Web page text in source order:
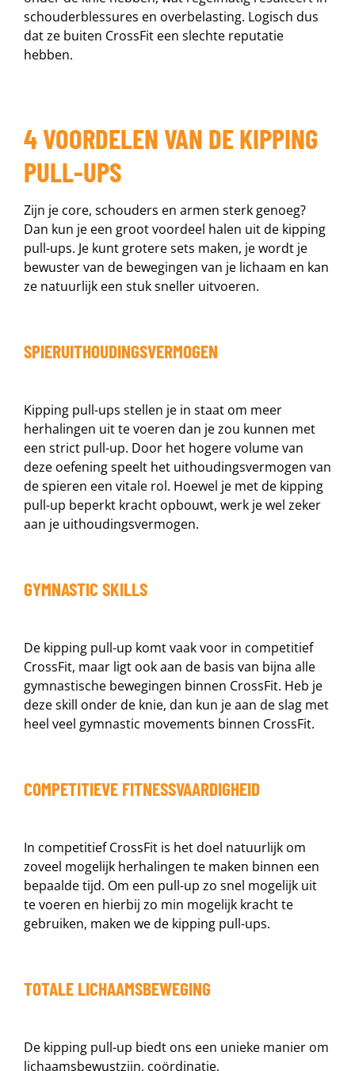
schouderblessures en overbelasting. Logisch dus
dat ze buiten CrossFit een slechte reputatie
hebben.
4 VOORDELEN VAN DE KIPPING
PULL-UPS
Zijn je core, schouders en armen sterk genoeg?
Dan kun je een groot voordeel halen uit de kipping
pull-ups. Je kunt grotere sets maken, je wordt je
bewuster van de bewegingen van je lichaam en kan
ze natuurlijk een stuk sneller uitvoeren.
SPIERUITHOUDINGSVERMOGEN
Kipping pull-ups stellen je in staat om meer
herhalingen uit te voeren dan je zou kunnen met
een strict pull-up. Door het hogere volume van
deze oefening speelt het uithoudingsvermogen van
de spieren een vitale rol. Hoewel je met de kipping
pull-up beperkt kracht opbouwt, werk je wel zeker
aan je uithoudingsvermogen.
GYMNASTIC SKILLS
De kipping pull-up komt vaak voor in competitief
CrossFit, maar ligt ook aan de basis van bijna alle
gymnastische bewegingen binnen CrossFit. Heb je
deze skill onder de knie, dan kun je aan de slag met
heel veel gymnastic movements binnen CrossFit.
COMPETITIEVE FITNESSVAARDIGHEID
In competitief CrossFit is het doel natuurlijk om
zoveel mogelijk herhalingen te maken binnen een
bepaalde tijd. Om een pull-up zo snel mogelijk uit
te voeren en hierbij zo min mogelijk kracht te
gebruiken, maken we de kipping pull-ups.
TOTALE LICHAAMSBEWEGING
De kipping pull-up biedt ons een unieke manier om
lichaamsbewustzijn, coördinatie,